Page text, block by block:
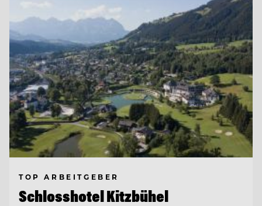
TOP ARBEITGEBER
Schlosshotel Kitzbühel